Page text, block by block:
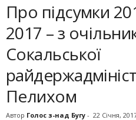
Про підсумки
2017 – з
Сокальської
Пелихом
Автор Голос з-над Бугу - 22 Січня,